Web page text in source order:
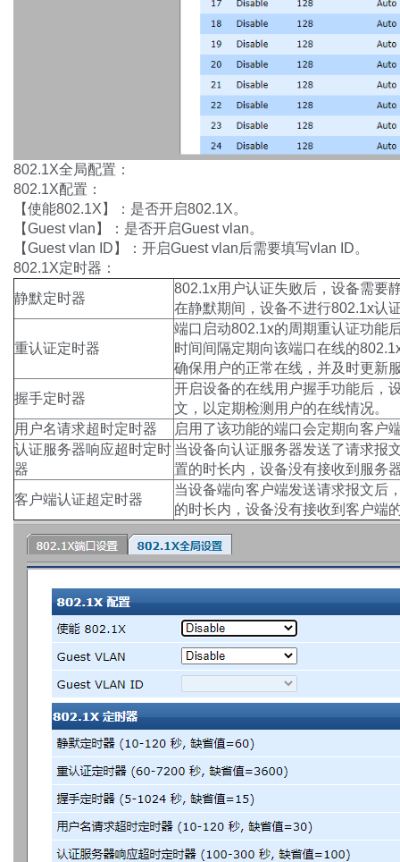
802.1X全局配置：
802.1X配置：
【使能802.1X】：是否开启802.1X。
【Guest vlan】：是否开启Guest vlan。
【Guest vlan ID】：开启Guest vlan后需要填写vlan ID。
802.1X定时器：
静默定时器
802.1x用户认证失败后，设备需要
在静默期间，设备不进行802.1x认
重认证定时器
端口启动802.1x的周期重认证功能
时间间隔定期向该端口在线的
确保用户的正常在线，并及时更新
握手定时器
开启设备的在线用户握手功能后，
文，以定期检测用户的在线情况。
用户名请求超时定时器
启用了该功能的端口会定期向客户
认证服务器响应超时定时
器
当设备向认证服务器发送了请求报
置的时长内，设备没有接收到服务
客户端认证超定时器
当设备端向客户端发送请求报文后
的时长内，设备没有接收到客户端